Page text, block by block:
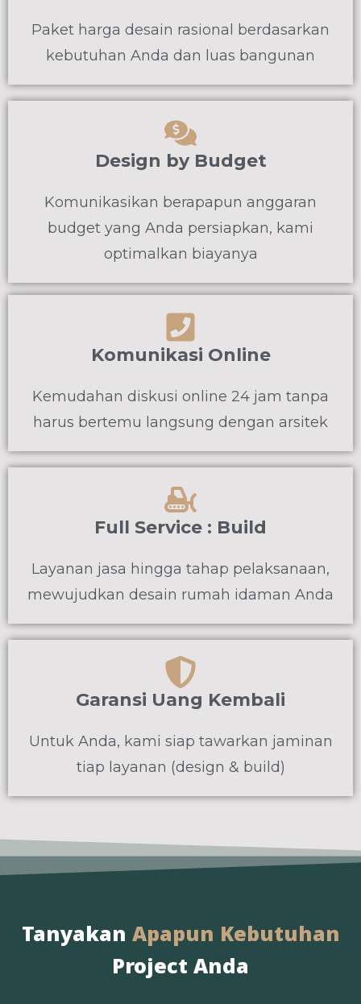
Paket harga desain rasional berdasarkan
kebutuhan Anda dan luas bangunan
Design by Budget
Komunikasikan berapapun anggaran
budget yang Anda persiapkan, kami
optimalkan biayanya
Komunikasi Online
Kemudahan diskusi online 24 jam tanpa
harus bertemu langsung dengan arsitek
Full Service : Build
Layanan jasa hingga tahap pelaksanaan,
mewujudkan desain rumah idaman Anda
Garansi Uang Kembali
Untuk Anda, kami siap tawarkan jaminan
tiap layanan (design & build)
Tanyakan Apapun Kebutuhan
Project Anda